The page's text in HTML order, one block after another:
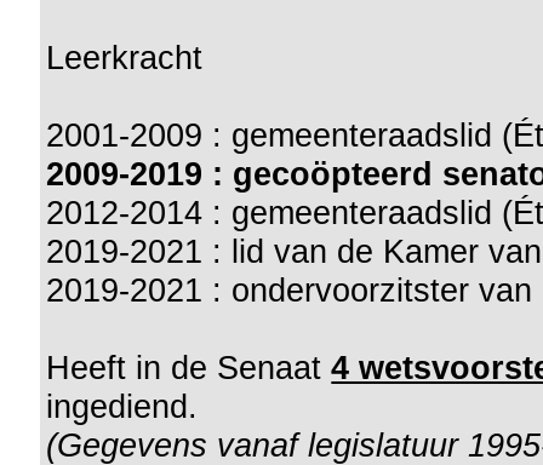
Leerkracht
2001-2009 : gemeenteraadslid
2009-2019 : gecoöpteerd
2012-2014 : gemeenteraadslid
2019-2021 : lid van de Kamer
2019-2021 : ondervoorzitster
Heeft in de Senaat4
ingediend.
(Gegevens vanaf legislatuur